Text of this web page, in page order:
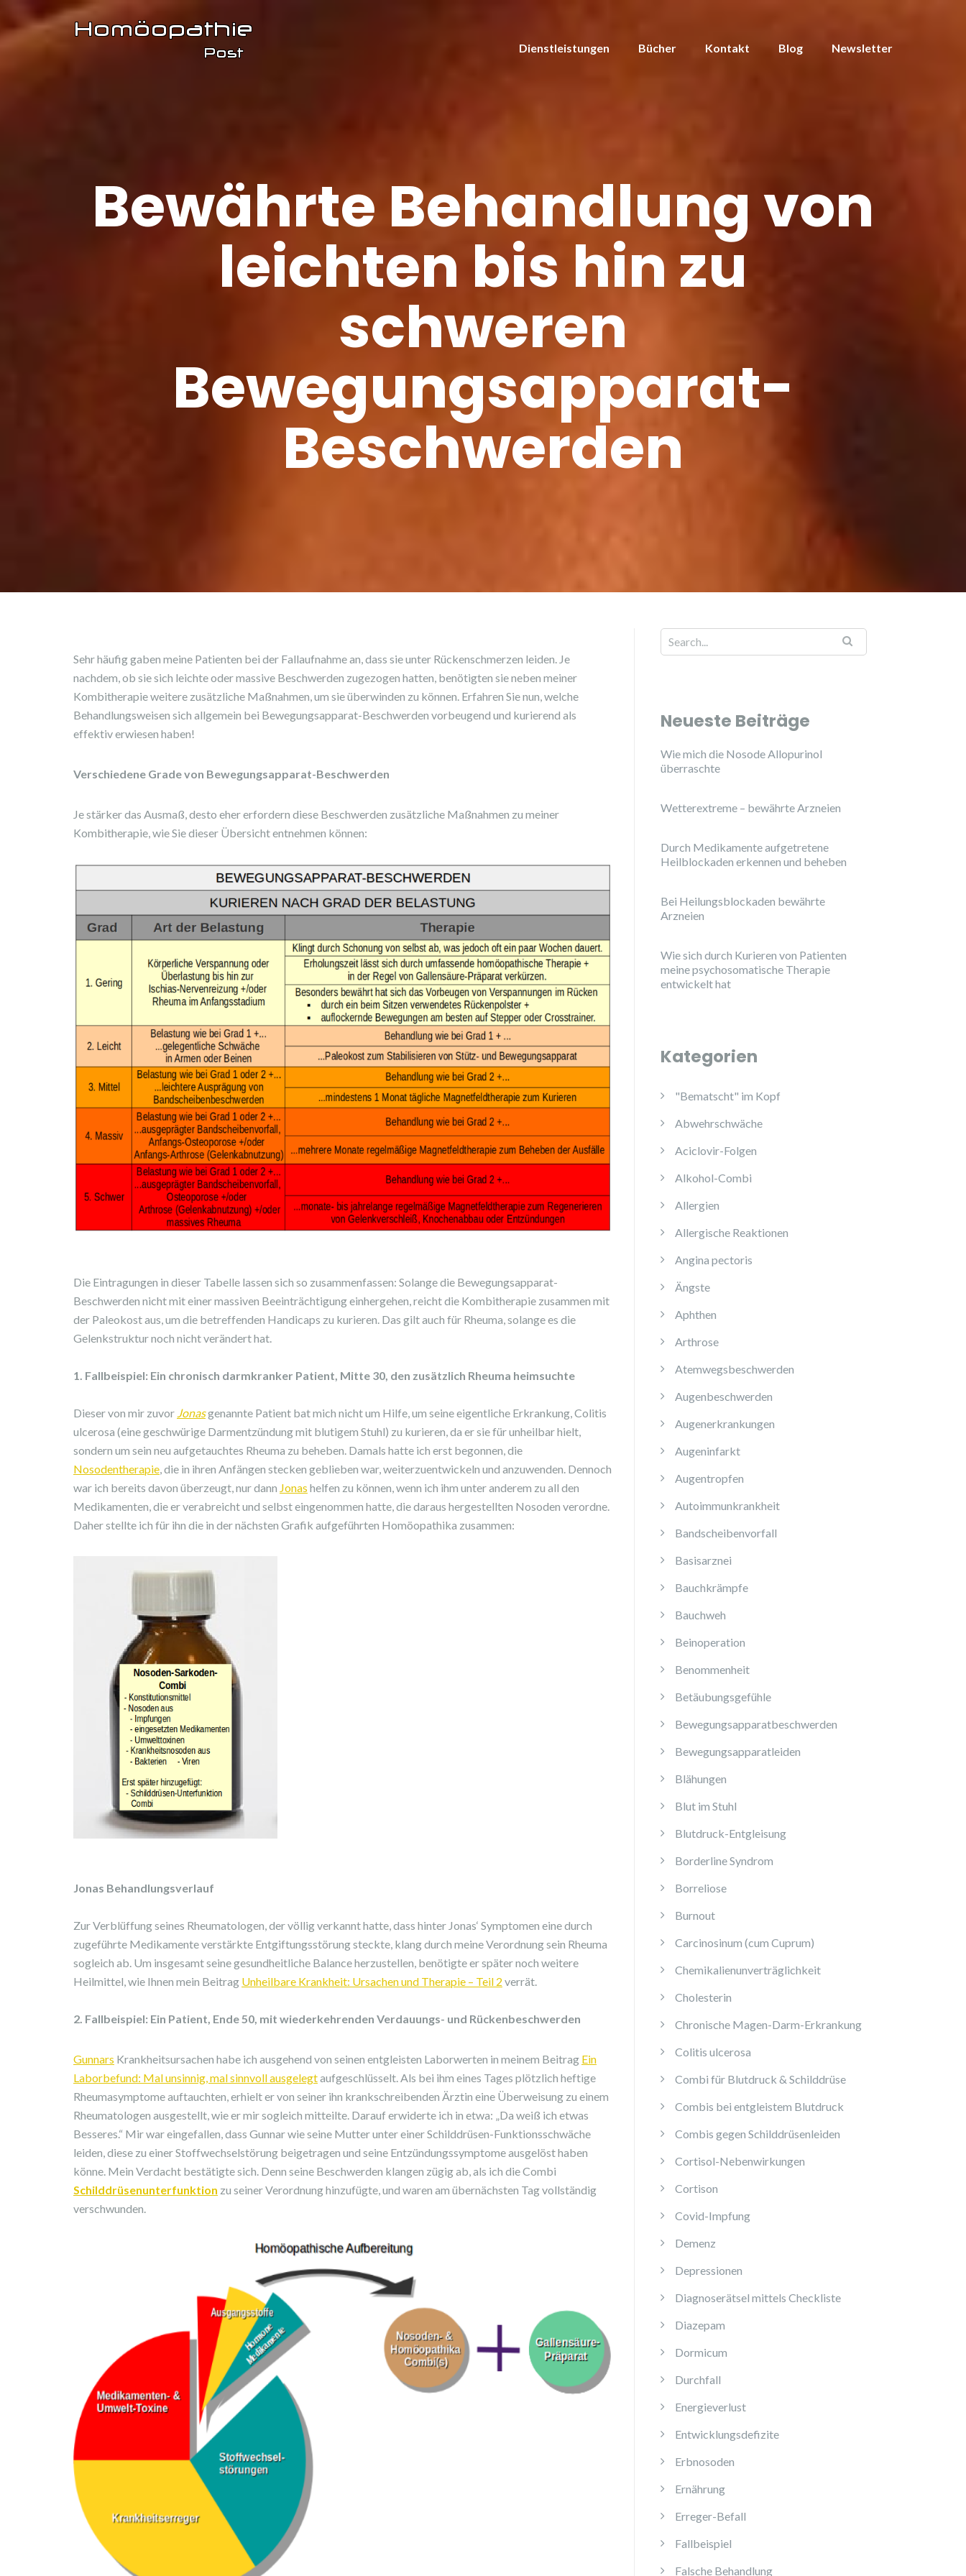
Dienstleistungen Bücher Kontakt Blog Newsletter
Bewährte Behandlung von
leichten bis hin zu
schweren
Bewegungsapparat-
Beschwerden
Sehr häufig gaben meine Patienten bei der Fallaufnahme an, dass sie unter Rückenschmerzen leiden. Je
nachdem, ob sie sich leichte oder massive Beschwerden zugezogen hatten, benötigten sie neben meiner
Kombitherapie weitere zusätzliche Maßnahmen, um sie überwinden zu können. Erfahren Sie nun, welche
Behandlungsweisen sich allgemein bei Bewegungsapparat-Beschwerden vorbeugend und kurierend als
effektiv erwiesen haben!
Verschiedene Grade von Bewegungsapparat-Beschwerden
Je stärker das Ausmaß, desto eher erfordern diese Beschwerden zusätzliche Maßnahmen zu meiner
Kombitherapie, wie Sie dieser Übersicht entnehmen können:
Die Eintragungen in dieser Tabelle lassen sich so zusammenfassen: Solange die Bewegungsapparat-
Beschwerden nicht mit einer massiven Beeinträchtigung einhergehen, reicht die Kombitherapie zusammen mit
der Paleokost aus, um die betreffenden Handicaps zu kurieren. Das gilt auch für Rheuma, solange es die
Gelenkstruktur noch nicht verändert hat.
1. Fallbeispiel: Ein chronisch darmkranker Patient, Mitte 30, den zusätzlich Rheuma heimsuchte
Dieser von mir zuvor Jonasgenannte Patient bat mich nicht um Hilfe, um seine eigentliche Erkrankung, Colitis
ulcerosa (eine geschwürige Darmentzündung mit blutigem Stuhl) zu kurieren, da er sie für unheilbar hielt,
sondern um sein neu aufgetauchtes Rheuma zu beheben. Damals hatte ich erst begonnen, die
Nosodentherapie, die in ihren Anfängen stecken geblieben war, weiterzuentwickeln und anzuwenden. Dennoch
war ich bereits davon überzeugt, nur dann Jonas helfen zu können, wenn ich ihm unter anderem zu all den
Medikamenten, die er verabreicht und selbst eingenommen hatte, die daraus hergestellten Nosoden verordne.
Daher stellte ich für ihn die in der nächsten Grafik aufgeführten Homöopathika zusammen:
Jonas Behandlungsverlauf
Zur Verblüffung seines Rheumatologen, der völlig verkannt hatte, dass hinter Jonas‘ Symptomen eine durch
zugeführte Medikamente verstärkte Entgiftungsstörung steckte, klang durch meine Verordnung sein Rheuma
sogleich ab. Um insgesamt seine gesundheitliche Balance herzustellen, benötigte er später noch weitere
Heilmittel, wie Ihnen mein Beitrag Unheilbare Krankheit: Ursachen und Therapie – Teil 2 verrät.
2. Fallbeispiel: Ein Patient, Ende 50, mit wiederkehrenden Verdauungs- und Rückenbeschwerden
Gunnars Krankheitsursachen habe ich ausgehend von seinen entgleisten Laborwerten in meinem Beitrag Ein
Laborbefund: Mal unsinnig, mal sinnvoll ausgelegtaufgeschlüsselt. Als bei ihm eines Tages plötzlich heftige
Rheumasymptome auftauchten, erhielt er von seiner ihn krankschreibenden Ärztin eine Überweisung zu einem
Rheumatologen ausgestellt, wie er mir sogleich mitteilte. Darauf erwiderte ich in etwa: „Da weiß ich etwas
Besseres.“ Mir war eingefallen, dass Gunnar wie seine Mutter unter einer Schilddrüsen-Funktionsschwäche
leiden, diese zu einer Stoffwechselstörung beigetragen und seine Entzündungssymptome ausgelöst haben
könne. Mein Verdacht bestätigte sich. Denn seine Beschwerden klangen zügig ab, als ich die Combi
Schilddrüsenunterfunktion zu seiner Verordnung hinzufügte, und waren am übernächsten Tag vollständig
verschwunden.
Search for:
Neueste Beiträge
Wie mich die Nosode Allopurinol
überraschte
Wetterextreme – bewährte Arzneien
Durch Medikamente aufgetretene
Heilblockaden erkennen und beheben
Bei Heilungsblockaden bewährte
Arzneien
Wie sich durch Kurieren von Patienten
meine psychosomatische Therapie
entwickelt hat
Kategorien
"Bematscht" im Kopf
Abwehrschwäche
Aciclovir-Folgen
Alkohol-Combi
Allergien
Allergische Reaktionen
Angina pectoris
Ängste
Aphthen
Arthrose
Atemwegsbeschwerden
Augenbeschwerden
Augenerkrankungen
Augeninfarkt
Augentropfen
Autoimmunkrankheit
Bandscheibenvorfall
Basisarznei
Bauchkrämpfe
Bauchweh
Beinoperation
Benommenheit
Betäubungsgefühle
Bewegungsapparatbeschwerden
Bewegungsapparatleiden
Blähungen
Blut im Stuhl
Blutdruck-Entgleisung
Borderline Syndrom
Borreliose
Burnout
Carcinosinum (cum Cuprum)
Chemikalienunverträglichkeit
Cholesterin
Chronische Magen-Darm-Erkrankung
Colitis ulcerosa
Combi für Blutdruck & Schilddrüse
Combis bei entgleistem Blutdruck
Combis gegen Schilddrüsenleiden
Cortisol-Nebenwirkungen
Cortison
Covid-Impfung
Demenz
Depressionen
Diagnoserätsel mittels Checkliste
Diazepam
Dormicum
Durchfall
Energieverlust
Entwicklungsdefizite
Erbnosoden
Ernährung
Erreger-Befall
Fallbeispiel
Falsche Behandlung